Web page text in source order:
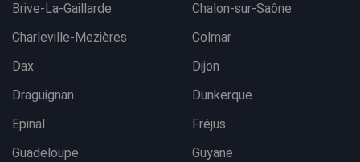
Brive-La-Gaillarde
Chalon-sur-Saône
Charleville-Mezières
Colmar
Dax
Dijon
Draguignan
Dunkerque
Epinal
Fréjus
Guadeloupe
Guyane